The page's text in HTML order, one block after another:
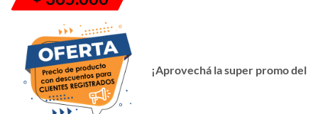
₲ 395.000.
₲ 365.000.
¡Aprovechá la super promodel